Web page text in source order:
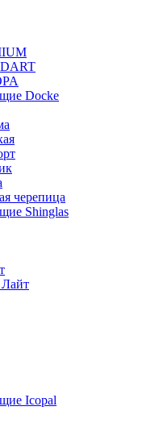
Docke
черепица
Shinglas
Icopal